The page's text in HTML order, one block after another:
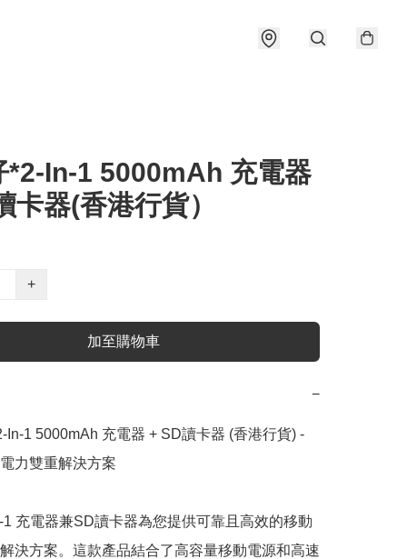
*2-In-1 5000mAh 充電器
卡器(香港行貨）
+
加至購物車
−
In-1 5000mAh 充電器 + SD讀卡器 (香港行貨) -
力雙重解決方案
1 充電器兼SD讀卡器為您提供可靠且高效的移動
決方案。這款產品結合了高容量移動電源和高速